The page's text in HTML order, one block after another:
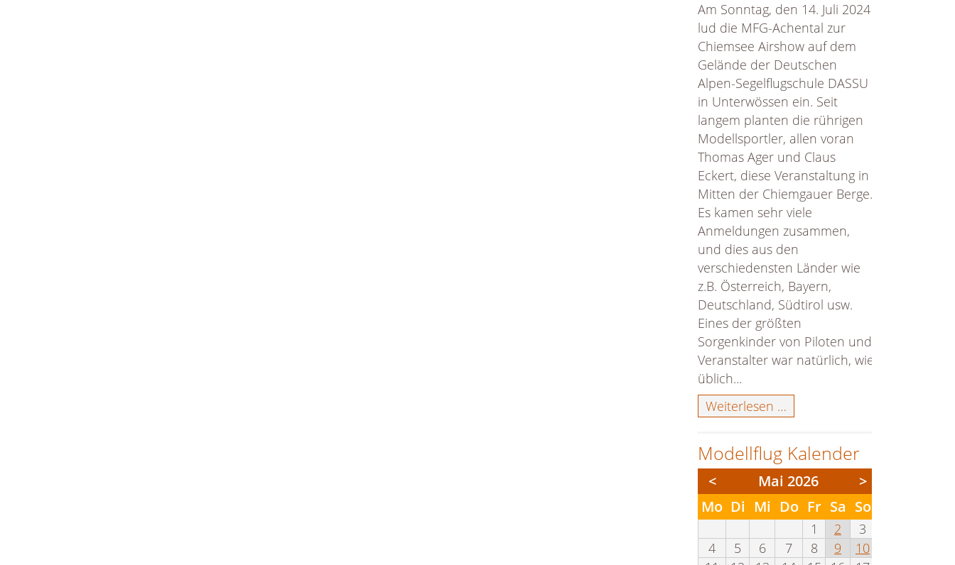
Am Sonntag, den 14. Juli 2024
lud die MFG-Achental zur
Chiemsee Airshow auf dem
Gelände der Deutschen
Alpen-Segelflugschule DASSU
in Unterwössen ein. Seit
langem planten die rührigen
Modellsportler, allen voran
Thomas Ager und Claus
Eckert, diese Veranstaltung in
Mitten der Chiemgauer Berge.
Es kamen sehr viele
Anmeldungen zusammen,
und dies aus den
verschiedensten Länder wie
z.B. Österreich, Bayern,
Deutschland, Südtirol usw.
Eines der größten
Sorgenkinder von Piloten und
Veranstalter war natürlich, wie
üblich...
Weiterlesen …
2024
Modellflug Kalender
< Mai 2026
>
Montag
Di enstag
Mi ttwoch
Donnerstag
Freitag
Sa mstag
Sonntag
1 2
3
4
5 6 7 8 9
10